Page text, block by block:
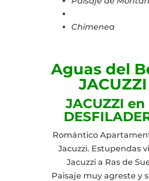
Chimenea
Aguas del
JACUZZI
JACUZZI en
Romántico
Jacuzzi. Estupendas
Jacuzzi a Ras de
Paisaje muy agreste y